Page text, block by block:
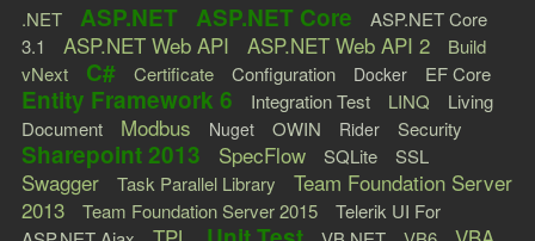
.NET ASP.NET ASP.NET Core
ASP.NET Core
3.1
ASP.NET Web API ASP.NET Web API 2
Build
vNext
C# Certificate Configuration Docker EF Core
Entity Framework 6 Integration Test LINQ
Living
Document
Modbus Nuget OWIN Rider Security
Sharepoint 2013 SpecFlow SQLite SSL
Swagger Task Parallel Library
Team Foundation Server
2013
Team Foundation Server 2015
Telerik UI For